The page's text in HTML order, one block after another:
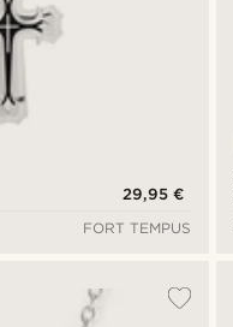
29,95 €
FORT TEMPUS